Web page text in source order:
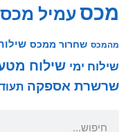
מכסעמיל מכס
מהמכס שחרור ממכס
שילוח ימי שילוח
שרשרת אספקה